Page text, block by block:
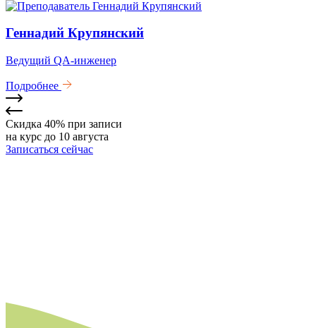
Геннадий Крупянский
Ведущий QA-инженер
Подробнее
Скидка 40% при записи
на курс до 10 августа
Записаться сейчас